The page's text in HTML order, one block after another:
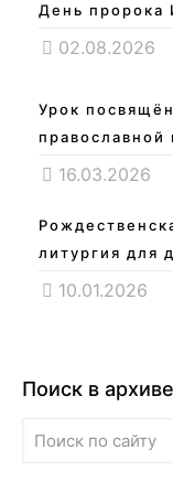
День пророка
02.08.2026
Урок
православной
16.03.2026
литургия для
10.01.2026
Поиск в архиве